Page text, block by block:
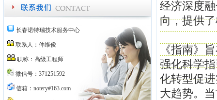
长春诺特瑞技术服务中心
联系人：仲维俊
职称：高级工程师
微信号：371251592
信箱：notery#163.com
经济深度
向，提供
《指南》
强化科学
化转型促
大趋势。